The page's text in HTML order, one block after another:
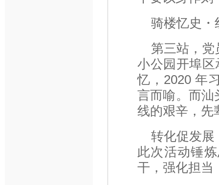
骑楼忆史
第三站，
小公园开埠
忆，2020 年
言而喻。而汕
线的艰辛，先
转化促发展
此次活动锤
干，强化担当